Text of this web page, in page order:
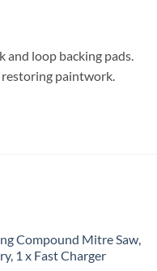
and loop backing pads.
paintwork.
Compound Mitre Saw,
1 x Fast Charger